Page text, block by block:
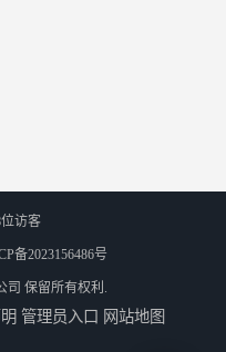
位访客
备2023156486号
司 保留所有权利.
管理员入口 网站地图